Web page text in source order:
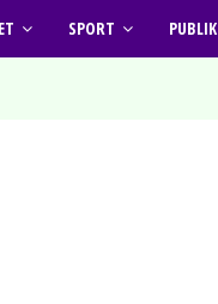
SPORT PUBLIK